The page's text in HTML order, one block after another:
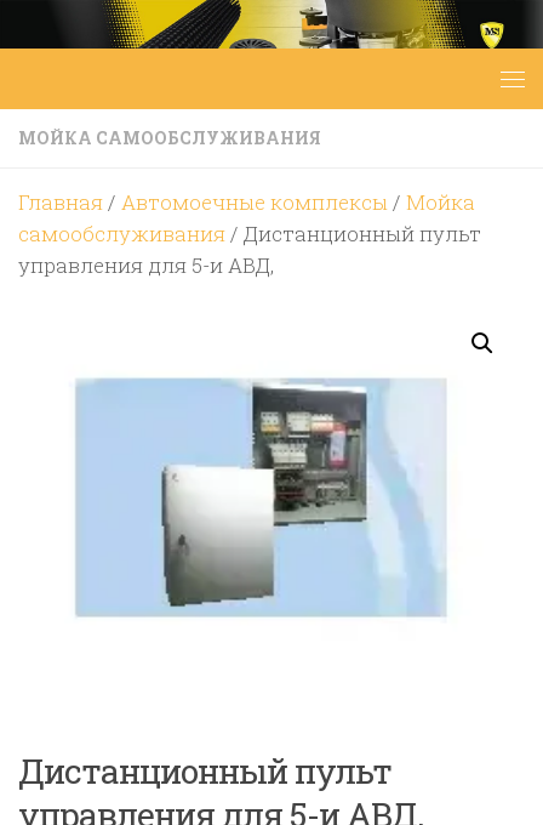
Перейти к содержимому
МОЙКА САМООБСЛУЖИВАНИЯ
Главная/ Автомоечные комплексы/ Мойка
самообслуживания/ Дистанционный пульт
управления для 5-и АВД,
Дистанционный пульт
управления для 5-и АВД,